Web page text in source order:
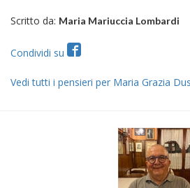
Scritto da: Maria Mariuccia Lombardi
Condividi su
Vedi tutti i pensieri per Maria Grazia